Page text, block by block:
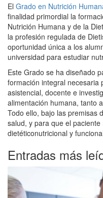
El Grado en Nutrición
finalidad primordial la
Nutrición Humana y de la
la profesión regulada de
oportunidad única a los
universidad para estudiar
Este Grado se ha diseñado
formación integral necesaria
asistencial, docente e
alimentación humana, tanto
Todo ello, bajo las premisas
salud, y para que el
dietéticonutricional y
Entradas más